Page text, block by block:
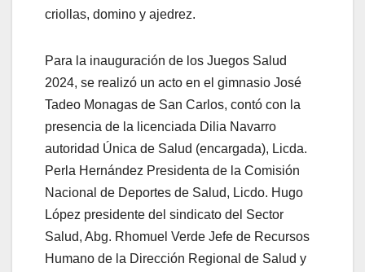
criollas, domino y ajedrez.
Para la inauguración de los Juegos Salud
2024, se realizó un acto en el gimnasio José
Tadeo Monagas de San Carlos, contó con la
presencia de la licenciada Dilia Navarro
autoridad Única de Salud (encargada), Licda.
Perla Hernández Presidenta de la Comisión
Nacional de Deportes de Salud, Licdo. Hugo
López presidente del sindicato del Sector
Salud, Abg. Rhomuel Verde Jefe de Recursos
Humano de la Dirección Regional de Salud y